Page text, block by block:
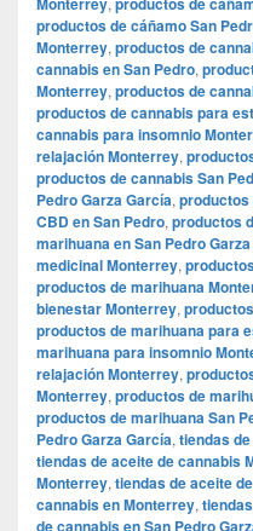
productos de cáñamo San
Monterrey, productos de
cannabis en San Pedro,
Monterrey, productos de
productos de cannabis para
cannabis para insomnio
relajación Monterrey,
productos de cannabis San
Pedro Garza García, productos
CBD en San Pedro, productos
marihuana en San Pedro
medicinal Monterrey,
productos de marihuana
bienestar Monterrey,
productos de marihuana para
marihuana para insomnio
relajación Monterrey,
Monterrey, productos de
productos de marihuana San
Pedro Garza García, tiendas
tiendas de aceite de cannabis
Monterrey, tiendas de aceite
cannabis en Monterrey,
de cannabis en San Pedro